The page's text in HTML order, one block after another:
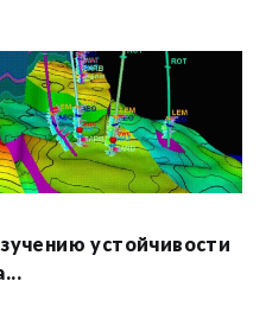
устойчивости